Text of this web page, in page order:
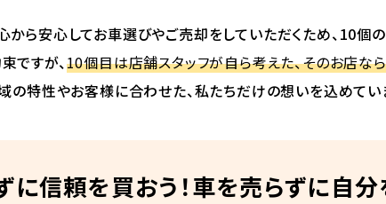
ら安心してお車選びやご売却をしていただくため、10個の
ですが、10個目は店舗スタッフが自ら考えた、そのお店な
の特性やお客様に合わせた、私たちだけの想いを込めてい
信頼を買おう！車を売らずに自分